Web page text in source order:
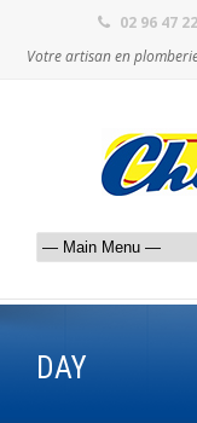
02 96 47
Votre artisan en
DAY